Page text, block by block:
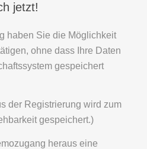
jetzt!
haben Sie die Möglichkeit
ohne dass Ihre Daten
gespeichert
der Registrierung wird zum
gespeichert.)
heraus eine